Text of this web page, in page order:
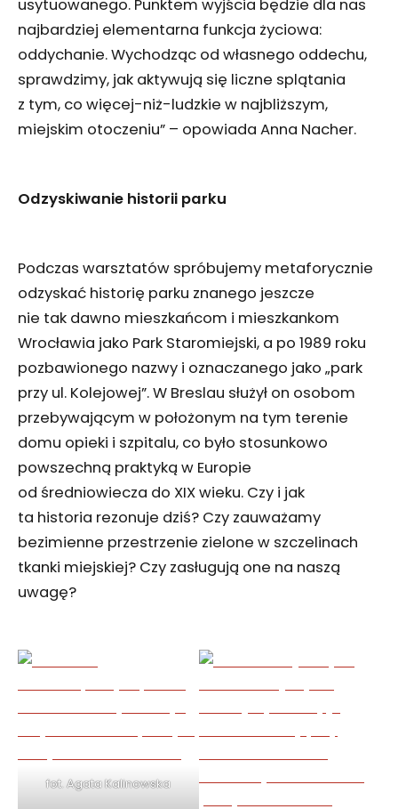
usytuowanego. Punktem wyjścia będzie dla nas
najbardziej elementarna funkcja życiowa:
oddychanie. Wychodząc od własnego oddechu,
sprawdzimy, jak aktywują się liczne splątania
z tym, co więcej-niż-ludzkie w najbliższym,
miejskim otoczeniu” – opowiada Anna Nacher.
Odzyskiwanie historii parku
Podczas warsztatów spróbujemy metaforycznie
odzyskać historię parku znanego jeszcze
nie tak dawno mieszkańcom i mieszkankom
Wrocławia jako Park Staromiejski, a po 1989 roku
pozbawionego nazwy i oznaczanego jako „park
przy ul. Kolejowej”. W Breslau służył on osobom
przebywającym w położonym na tym terenie
domu opieki i szpitalu, co było stosunkowo
powszechną praktyką w Europie
od średniowiecza do XIX wieku. Czy i jak
ta historia rezonuje dziś? Czy zauważamy
bezimienne przestrzenie zielone w szczelinach
tkanki miejskiej? Czy zasługują one na naszą
uwagę?
fot. Agata Kalinowska